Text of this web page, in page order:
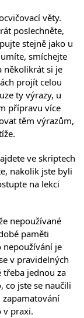
věty.
poslechněte,
stejně jako u
smíchejte
několikrát si je
projít celou
ty výrazy, u
přípravu více
těm výrazům,
ve skriptech
nakolik jste byli
na lekci
nepoužívané
paměti
nepoužívání je
v pravidelných
třeba jednou za
co jste se naučili
zapamatování
v praxi.